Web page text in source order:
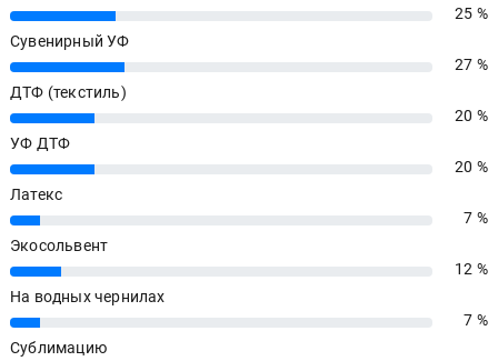
25%
25 %
Сувенирный УФ
27%
27 %
ДТФ (текстиль)
20%
20 %
УФ ДТФ
20%
20 %
Латекс
7%
7 %
Экосольвент
12%
12 %
На водных чернилах
7%
7 %
Сублимацию